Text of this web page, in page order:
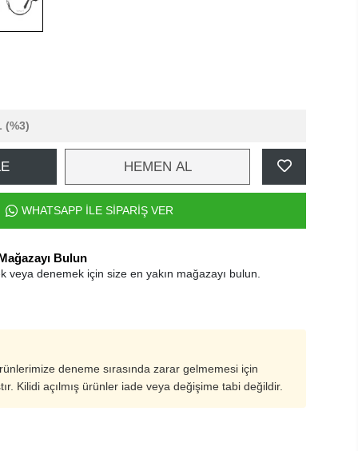
(%3)
HEMEN AL
WHATSAPP İLE SİPARİŞ VER
Bulun
veya denemek için size en yakın mağazayı bulun.
deneme sırasında zarar gelmemesi için
Kilidi açılmış ürünler iade veya değişime tabi değildir.